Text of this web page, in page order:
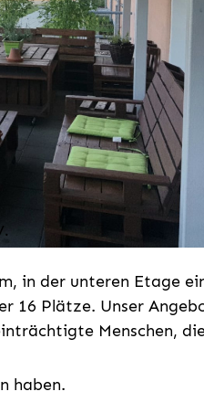
in der unteren Etage
16 Plätze. Unser
Menschen,
haben.